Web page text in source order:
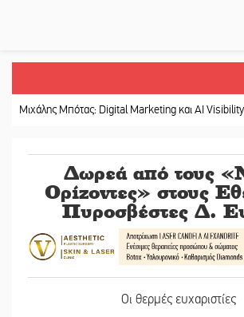
Μπότας: Digital Marketing και AI Visibility
Δωρεά από τους
Ορίζοντες» στους
Πυροσβέστες Δ.
Οι θερμές ευχαριστίες